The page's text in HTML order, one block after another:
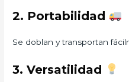
2. Portabilidad
Se doblan y transportan
3. Versatilidad